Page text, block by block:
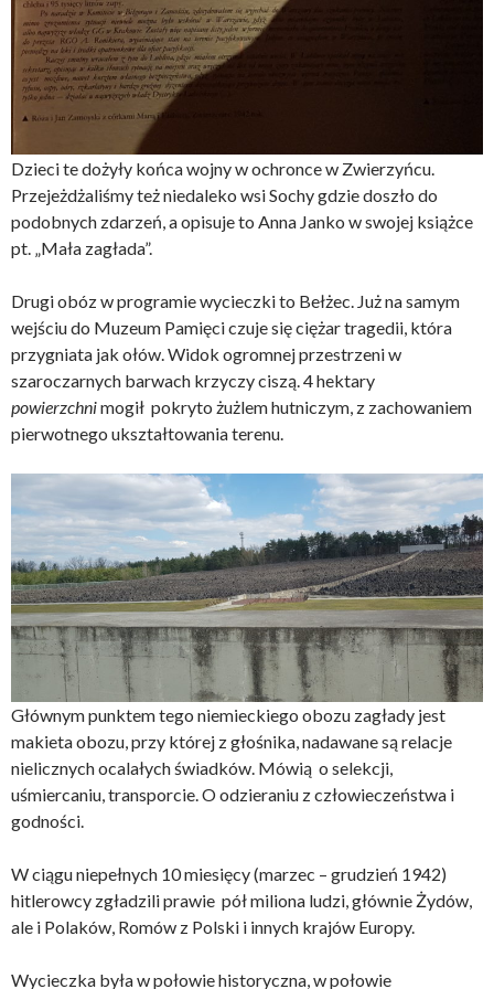
Dzieci te dożyły końca wojny w ochronce w Zwierzyńcu.
Przejeżdżaliśmy też niedaleko wsi Sochy gdzie doszło do
podobnych zdarzeń, a opisuje to Anna Janko w swojej książce
pt. „Mała zagłada”.
Drugi obóz w programie wycieczki to Bełżec. Już na samym
wejściu do Muzeum Pamięci czuje się ciężar tragedii, która
przygniata jak ołów. Widok ogromnej przestrzeni w
szaroczarnych barwach krzyczy ciszą. 4 hektary
powierzchnimogił pokryto żużlem hutniczym, z zachowaniem
pierwotnego ukształtowania terenu.
Głównym punktem tego niemieckiego obozu zagłady jest
makieta obozu, przy której z głośnika, nadawane są relacje
nielicznych ocalałych świadków. Mówią o selekcji,
uśmiercaniu, transporcie. O odzieraniu z człowieczeństwa i
godności.
W ciągu niepełnych 10 miesięcy (marzec – grudzień 1942)
hitlerowcy zgładzili prawie pół miliona ludzi, głównie Żydów,
ale i Polaków, Romów z Polski i innych krajów Europy.
Wycieczka była w połowie historyczna, w połowie